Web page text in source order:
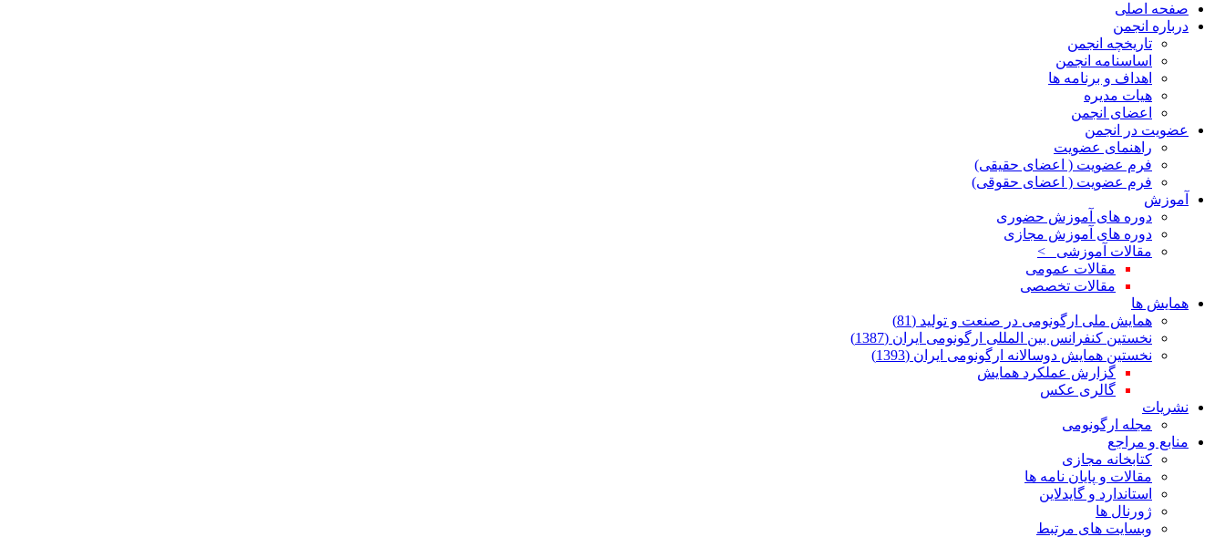
صفحه اصلی
درباره انجمن
تاریخچه انجمن
اساسنامه انجمن
اهداف و برنامه ها
هیات مدیره
اعضای انجمن
عضویت در انجمن
راهنمای عضویت
فرم عضویت ( اعضای حقیقی)
فرم عضویت ( اعضای حقوقی)
آموزش
دوره های آموزش حضوری
دوره های آموزش مجازی
مقالات آموزشی >
مقالات عمومی
مقالات تخصصی
همایش ها
همایش ملی ارگونومی در صنعت و تولید (81)
نخستین کنفرانس بین المللی ارگونومی ایران (1387)
نخستین همایش دوسالانه ارگونومی ایران (1393)
گزارش عملکرد همایش
گالری عکس
نشریات
مجله ارگونومی
منابع و مراجع
کتابخانه مجازی
مقالات و پایان نامه ها
استاندارد و گایدلاین
ژورنال ها
وبسایت های مرتبط